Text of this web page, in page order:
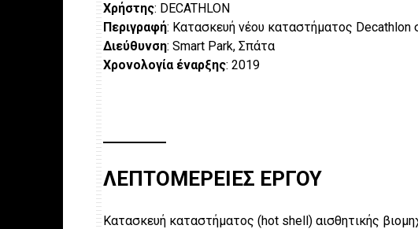
Χρήστης: DECATHLON
Περιγραφή: Κατασκευή νέου καταστήματος
Διεύθυνση: Smart Park, Σπάτα
Χρονολογία έναρξης: 2019
ΛΕΠΤΟΜΕΡΕΙΕΣ ΕΡΓΟΥ
Κατασκευή καταστήματος (hot shell) αισθητικής